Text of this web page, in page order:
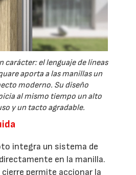
carácter: el lenguaje de líneas
aporta a las manillas un
moderno. Su diseño
al mismo tiempo un alto
y un tacto agradable.
integra un sistema de
en la manilla.
cierre permite accionar la